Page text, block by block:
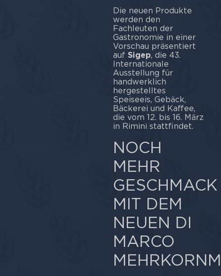
Die neuen Produkte
werden den
Fachleuten der
Gastronomie in einer
Vorschau präsentiert
auf Sigep, die 43.
Internationale
Ausstellung für
handwerklich
hergestelltes
Speiseeis, Gebäck,
Bäckerei und Kaffee,
die vom 12. bis 16. März
in Rimini stattfindet.
NOCH
MEHR
GESCHMACK
MIT DEM
NEUEN DI
MARCO